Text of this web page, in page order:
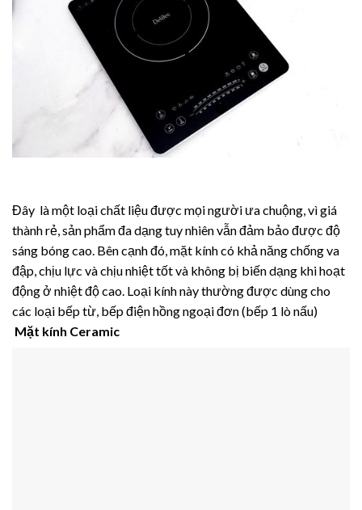
Đây là một loại chất liệu được mọi người ưa chuộng, vì giá
thành rẻ, sản phẩm đa dạng tuy nhiên vẫn đảm bảo được độ
sáng bóng cao. Bên cạnh đó, mặt kính có khả năng chống va
đập, chịu lực và chịu nhiệt tốt và không bị biến dạng khi hoạt
động ở nhiệt độ cao. Loại kính này thường được dùng cho
các loại bếp từ, bếp điện hồng ngoại đơn (bếp 1 lò nấu)
Mặt kính Ceramic